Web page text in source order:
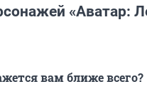
«Аватар:
вам ближе всего?